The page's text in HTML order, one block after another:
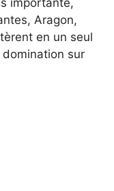
importante,
Aragon,
en un seul
sur